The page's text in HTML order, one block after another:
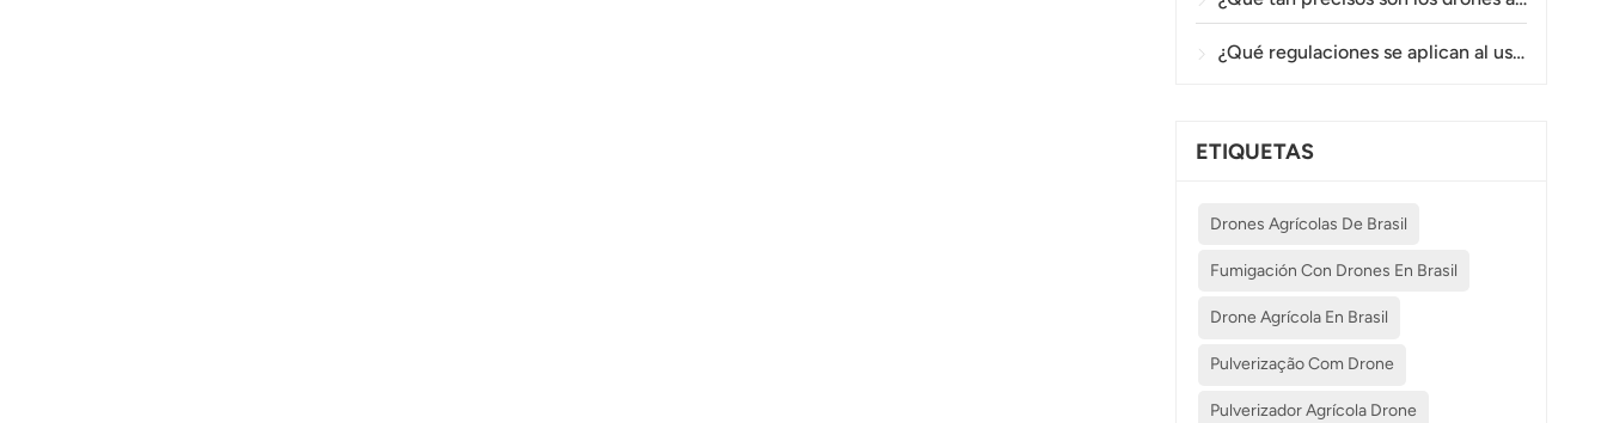
¿Qué regulaciones se aplican al uso de drones agrícolas en diferentes países?
ETIQUETAS
Drones Agrícolas De Brasil
Fumigación Con Drones En Brasil
Drone Agrícola En Brasil
Pulverização Com Drone
Pulverizador Agrícola Drone